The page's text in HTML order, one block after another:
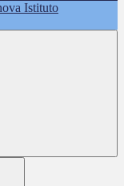
Istituto